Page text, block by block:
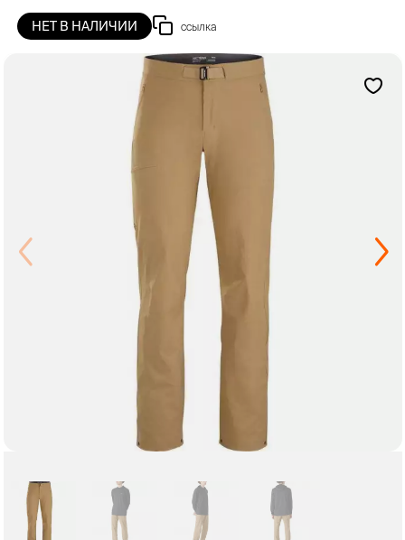
НЕТ В НАЛИЧИИ ссылка